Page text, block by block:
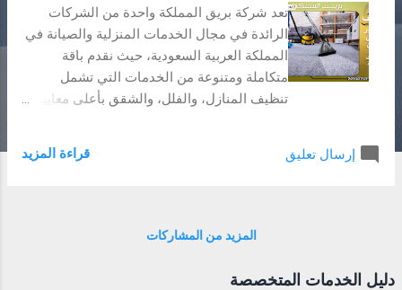
تعد شركة بريق المملكة واحدة من الشركات
الرائدة في مجال الخدمات المنزلية والصيانة في
المملكة العربية السعودية، حيث نقدم باقة
متكاملة ومتنوعة من الخدمات التي تشمل
تنظيف المنازل، والفلل، والشقق بأعلى معايير
الشركات التي تقدم خدمات تنظيف شاملة في
الشركة الخيار الأول للأفراد والمؤسسات
إرسال تعليق قراءة المزيد
المزيد من المشاركات
دليل الخدمات المتخصصة